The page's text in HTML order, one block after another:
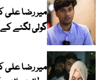
میر رضا علی
گولی لگنے
میر رضا علی